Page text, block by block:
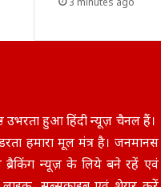
3 minutes ago
उभरता हुआ हिंदी न्यूज़ चैनल हैं।
हमारा मूल मंत्र है। जनमानस
ब्रैकिंग न्यूज़ के लिये बने रहें एवं